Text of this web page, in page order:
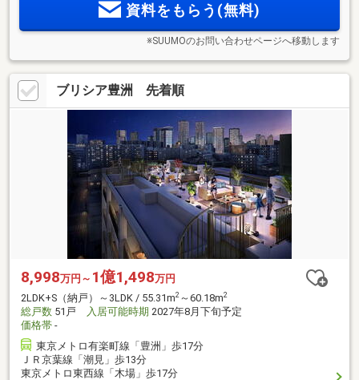
資料をもらう(無料)
※SUUMOのお問い合わせページへ移動します
ブリシア豊洲 先着順
8,998万円～ 1億1,498万円
2LDK+S（納戸）～3LDK / 55.31m2 ～60.18m2
総戸数 51戸 入居可能時期 2027年8月下旬予定
価格帯 -
東京メトロ有楽町線「豊洲」歩17分
ＪＲ京葉線「潮見」歩13分
東京メトロ東西線「木場」歩17分